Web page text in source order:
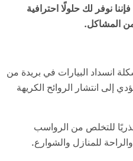
نوفر لك حلولًا احترافية
المشاكل.
انسداد البيارات في بريدة من
إلى انتشار الروائح الكريهة
للتخلص من الرواسب
والراحة للمنازل والشوارع.